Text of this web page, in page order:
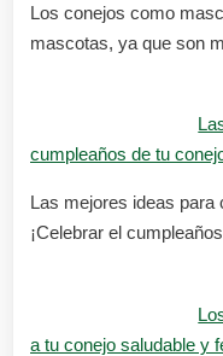
Los conejos como
mascotas, ya que son
cumpleaños de tu
Las mejores ideas para
¡Celebrar el
a tu conejo saludable y